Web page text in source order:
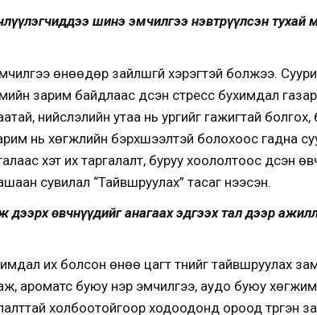
шинэ эмчилгээ нэвтрүүлсэн тухай
өнөөдөр зайлшгүй хэрэгтэй болжээ.
зарим байдлаас үүдсэн стресс бухимдал
нийслэлийн утаа нь ургийг гажигтай
зарим нь хөгжлийн бэрхшээлтэй болохоос гадна
хэт их таргалалт, буруу хоололтоос үүдсэн
сувилал “Тайвшруулах” тасаг нээсэн.
дээрх өвчнүүдийг анагаах эдгээх тал дээр
их болсон өнөө цагт түүнийг
ароматс буюу үнэр эмчилгээ, аудо буюу
холбоотойгоор ходоодонд ороод түргэн